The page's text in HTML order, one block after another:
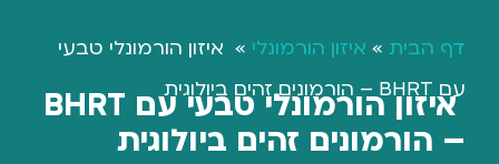
דף הבית » איזון הורמונלי » איזון הורמונלי טבעי
עם BHRT – הורמונים זהים ביולוגית
איזון הורמונלי טבעי עם BHRT
– הורמונים זהים ביולוגית